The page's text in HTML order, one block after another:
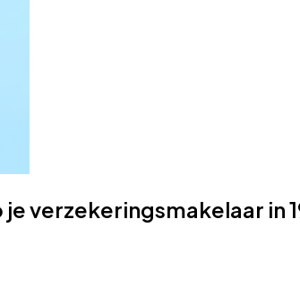
verzekeringsmakelaar in